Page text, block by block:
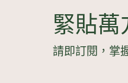
緊貼萬
請即訂閱，掌